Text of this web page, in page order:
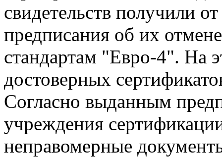
свидетельств получили
предписания об их
стандартам "Евро-4". На
достоверных
Согласно выданным
учреждения
неправомерные